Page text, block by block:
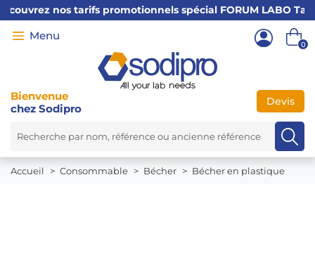
nos tarifs promotionnels spécial FORUM LABO Tarif
0
Devis
← ×
Bienvenue
chez Sodipro
Accueil Consommable Bécher Bécher en plastique